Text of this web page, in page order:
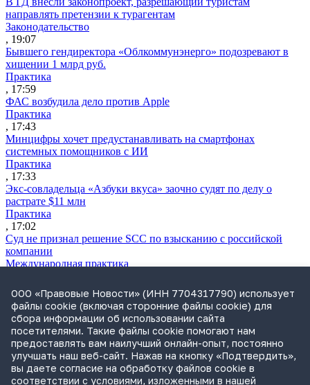
направлять претензии к турагентам
Законодательство
, 19:07
Бывшего гендиректора «Облкоммунэнерго» подозревают в
хищении 1 млрд руб.
Практика
, 17:59
ФАС возбудила дело против Apple
Практика
, 17:43
Минцифры хочет предустанавливать на смартфонах
системных помощников с ИИ
Практика
, 17:33
Экс-совладельца «Азбуки вкуса» заочно судят по делу о
растрате $11 млн
Практика
, 17:02
Суд не признал решение SCC по взысканию с российской
компании
Международная практика
Дроны могут начать применять для фиксации нарушений
ПДД
Практика
, 15:41
Бывшего сенатора Сабадаша приговорили к 12 годам по делу
о хищении
Практика
, 15:29
ООО «Правовые Новости» (ИНН 7704317790) использует
файлы cookie (включая сторонние файлы cookie) для
сбора информации об использовании сайта
посетителями. Такие файлы cookie помогают нам
предоставлять вам наилучший онлайн-опыт, постоянно
улучшать наш веб-сайт. Нажав на кнопку «Подтвердить»,
вы даете согласие на обработку файлов cookie в
соответствии с условиями, изложенными в нашей